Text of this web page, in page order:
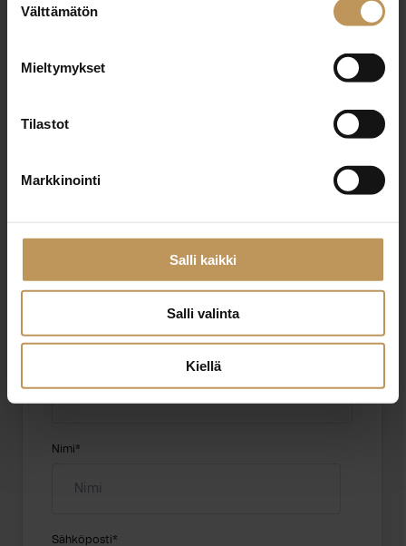
valinta
Välttämätön
Mieltymykset
Tilastot
Markkinointi
Salli kaikki
Salli valinta
Kiellä
KIINTEISTÖNVÄLITYS PIRJO WEBER OY
"*" näyttää pakolliset kentät
Nimi*
Sähköposti*